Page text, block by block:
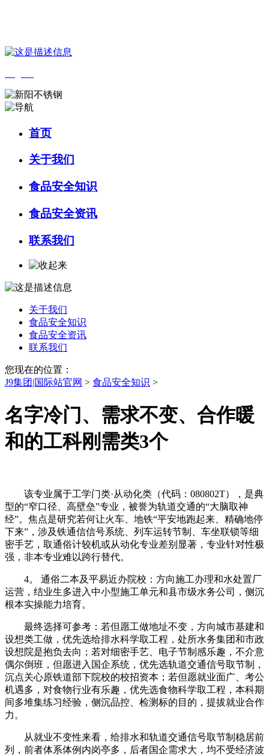
首页
关于我们
食品安全知识
食品安全资讯
联系我们
关于我们
食品安全知识
食品安全资讯
联系我们
您现在的位置：
J9集团|国际站官网 > 食品安全知识 >
名字冷门、需求不变、合作暖
和的工科刚需类3个
该专业属于工学门类·从动化类（代码：080802T），是典
型的“窄口径、高壁垒”专业，被誉为轨道交通的“大脑取神
经”。焦点是研究若何让火车、地铁“平安地跑起来、精确地停
下来”，涉及铁通信信号系统、列车运转节制、车坐联锁等细
密手艺，取通俗计较机或从动化专业差别显著，专业针对性极
强，非本专业难以跨行替代。
4。 通俗二本及平易近办院校：方向施工办理和水处置厂
运营，结业生多进入中小型施工单元和县市级水务公司，侧沉
根本实操能力培育。
最终选择可参考：若但愿工做地址不变，方向城市基建和
设想类工做，优先选给排水科学取工程，处所水务集团和市政
设想院是抱负去向；若对细密手艺、电子节制感乐趣，不介意
偶尔倒班，但愿进入国企系统，优先选轨道交通信号取节制，
沉点关心原铁道部下院校的校招资本；若但愿就业面广、考公
机遇多，对食物行业有乐趣，优先选食物科学取工程，本科期
间多堆集练习经验，侧沉品控、检测标的目的，提拔就业合作
力。
从就业不变性来看，给排水和轨道交通信号取节制稳居前
列，前者体系体例内岗亭多，后者国企需求大，均不受经济波